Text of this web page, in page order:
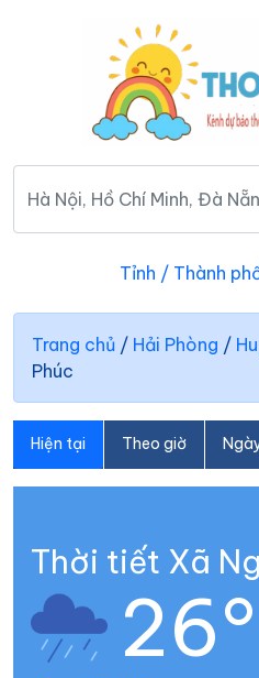
Tỉnh / Thành
Trang chủ / Hải Phòng /
Phúc
Hiện tại Theo giờ
Thời tiết Xã
26°